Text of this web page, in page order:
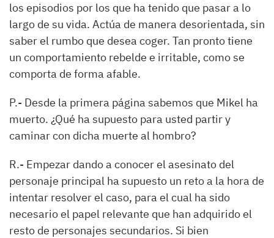
los episodios por los que ha tenido que pasar a lo
largo de su vida. Actúa de manera desorientada, sin
saber el rumbo que desea coger. Tan pronto tiene
un comportamiento rebelde e irritable, como se
comporta de forma afable.
P.- Desde la primera página sabemos que Mikel ha
muerto. ¿Qué ha supuesto para usted partir y
caminar con dicha muerte al hombro?
R.- Empezar dando a conocer el asesinato del
personaje principal ha supuesto un reto a la hora de
intentar resolver el caso, para el cual ha sido
necesario el papel relevante que han adquirido el
resto de personajes secundarios. Si bien